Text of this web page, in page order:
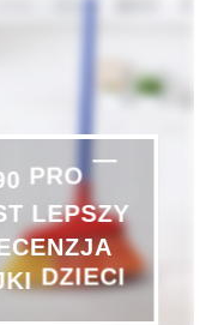
PRO —
LEPSZY
DZIECI